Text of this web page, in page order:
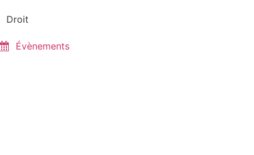
Droit
Évènements